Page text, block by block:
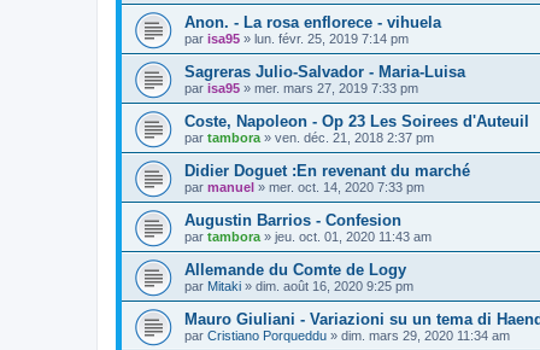
Anon. - La rosa enflorece - vihuela
par isa95 » lun. févr. 25, 2019 7:14 pm
Sagreras Julio-Salvador - Maria-Luisa
par isa95 » mer. mars 27, 2019 7:33 pm
Coste, Napoleon - Op 23 Les Soirees d'Auteuil
par tambora » ven. déc. 21, 2018 2:37 pm
Didier Doguet :En revenant du marché
par manuel » mer. oct. 14, 2020 7:33 pm
Augustin Barrios - Confesion
par tambora » jeu. oct. 01, 2020 11:43 am
Allemande du Comte de Logy
par Mitaki » dim. août 16, 2020 9:25 pm
Mauro Giuliani - Variazioni su un tema di
par Cristiano Porqueddu » dim. mars 29, 2020 11:34 am